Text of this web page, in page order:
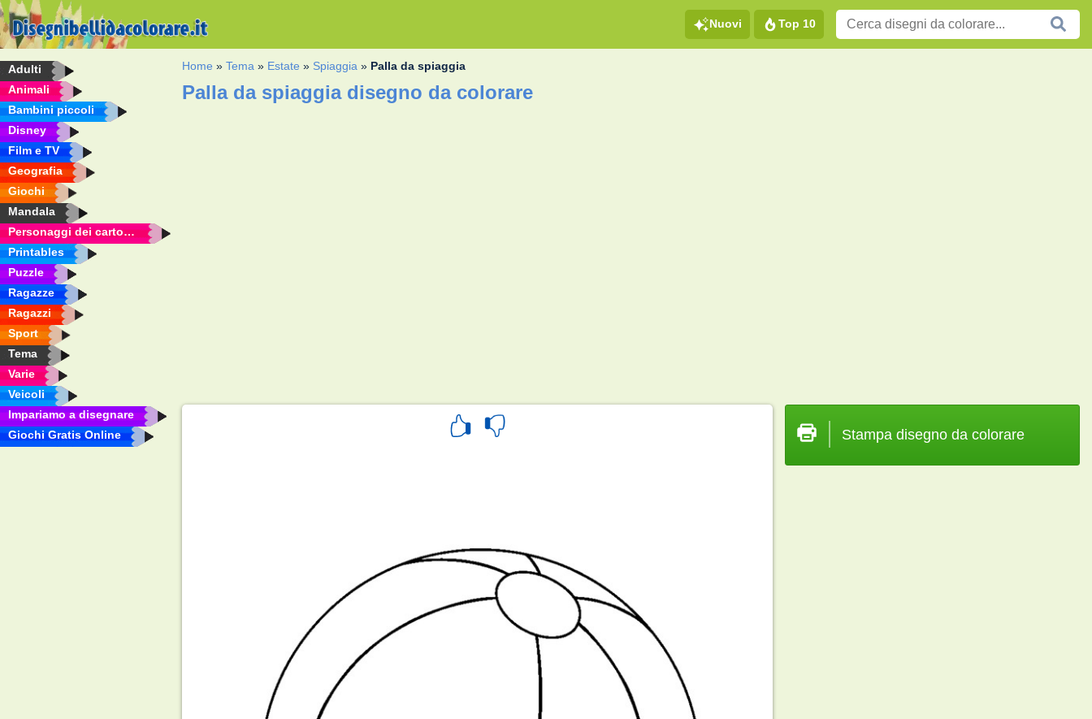
Nuovi Top 10
Adulti
Animali
Bambini piccoli
Disney
Film e TV
Geografia
Giochi
Mandala
Personaggi dei cartoni animati
Printables
Puzzle
Ragazze
Ragazzi
Sport
Tema
Varie
Veicoli
Impariamo a disegnare
Giochi Gratis Online
Home »Tema » Estate » Spiaggia » Palla da spiaggia
Palla da spiaggia disegno da colorare
Stampa disegno da colorare